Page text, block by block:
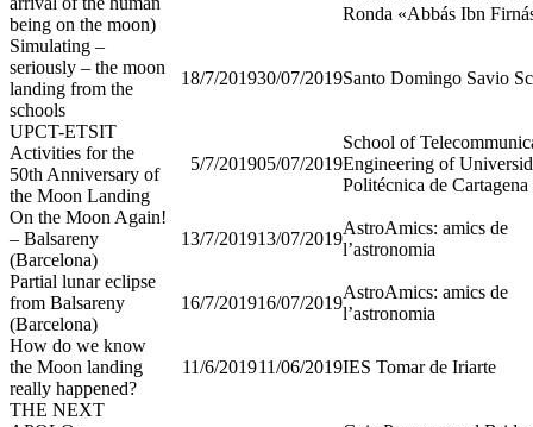
being on the moon)
Ronda «Abbás Ibn
Simulating –
seriously – the moon
landing from the
schools
18/7/201930/07/2019Santo Domingo Savio
UPCT-ETSIT
Activities for the
50th Anniversary of
the Moon Landing
5/7/201905/07/2019
School of
Engineering of
Politécnica de Cartagena
On the Moon Again!
– Balsareny
(Barcelona)
13/7/201913/07/2019
AstroAmics: amics de
l’astronomia
Partial lunar eclipse
from Balsareny
(Barcelona)
16/7/201916/07/2019
AstroAmics: amics de
l’astronomia
How do we know
the Moon landing
really happened?
11/6/201911/06/2019IES Tomar de Iriarte
THE NEXT